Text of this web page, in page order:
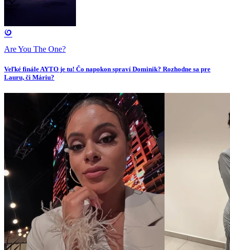
Are You The One?
Veľké finále AYTO je tu! Čo napokon spraví Dominik? Rozhodne sa pre
Lauru, či Máriu?